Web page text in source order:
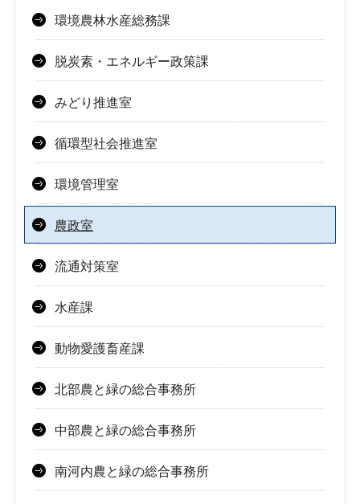
環境農林水産総務課
脱炭素・エネルギー政策課
みどり推進室
循環型社会推進室
環境管理室
農政室
流通対策室
水産課
動物愛護畜産課
北部農と緑の総合事務所
中部農と緑の総合事務所
南河内農と緑の総合事務所